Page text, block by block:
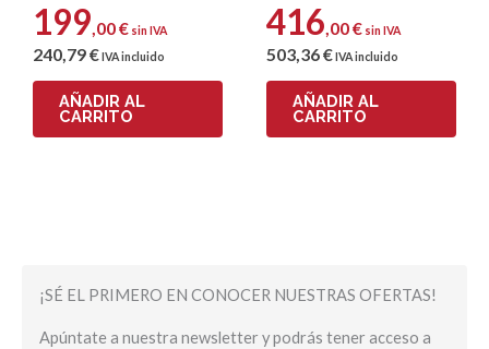
199,00€ sin IVA
240,79€ IVA incluido
AÑADIR AL
CARRITO
416,00€ sin IVA
503,36€ IVA incluido
AÑADIR AL
CARRITO
¡SÉ EL PRIMERO EN CONOCER NUESTRAS OFERTAS!
Apúntate a nuestra newsletter y podrás tener acceso a